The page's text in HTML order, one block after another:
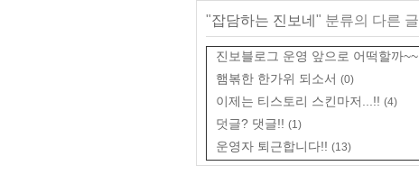
"잡담하는 진보네 " 분류의 다른 글
진보블로그 운영 앞으로 어떡할까~~
햄볶한 한가위 되소서 (0)
이제는 티스토리 스킨마저...!! (4)
덧글? 댓글!! (1)
운영자 퇴근합니다!! (13)